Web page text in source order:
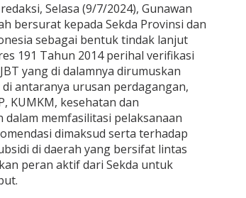
Selasa (9/7/2024), Gunawan
bersurat kepada Sekda Provinsi dan
sebagai bentuk tindak lanjut
191 Tahun 2014 perihal verifikasi
yang di dalamnya dirumuskan
antaranya urusan perdagangan,
KUMKM, kesehatan dan
memfasilitasi pelaksanaan
dimaksud serta terhadap
di daerah yang bersifat lintas
peran aktif dari Sekda untuk